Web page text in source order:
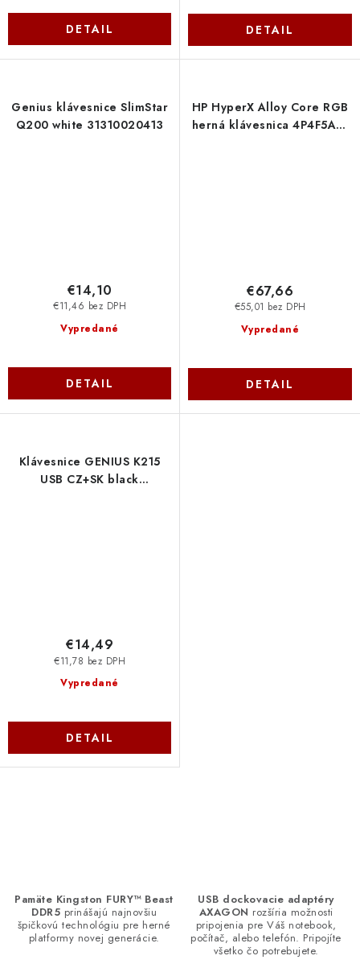
DETAIL DETAIL
Genius klávesnice SlimStar
Q200 white 31310020413
Vypredané
€11,46 bez DPH
€14,10
DETAIL
HP HyperX Alloy Core RGB
herná klávesnica 4P4F5AA-
Vypredané
€55,01 bez DPH
€67,66
DETAIL
Klávesnice GENIUS K215
USB CZ+SK black
Vypredané
€11,78 bez DPH
€14,49
DETAIL
dPamäte Kingston FURY™ Beast
DDR5 prinášajú najnovšiu
špičkovú technológiu pre herné
platformy novej generácie.
USB dockovacie adaptéry
AXAGON rozšíria možnosti
pripojenia pre Váš notebook,
počítač, alebo telefón. Pripojíte
všetko čo potrebujete.